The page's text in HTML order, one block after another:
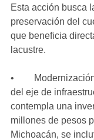
Esta acción busca
preservación del
que beneficia
lacustre.
•	Modernización Carretera: Dentro
del eje de
contempla una
millones de pesos
Michoacán, se